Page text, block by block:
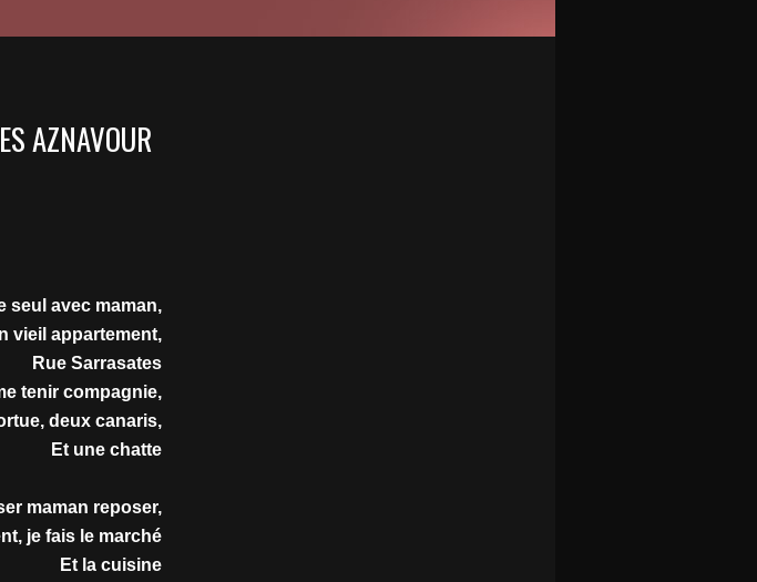
AZNAVOUR
seul avec maman,
vieil appartement,
Rue Sarrasates
tenir compagnie,
deux canaris,
Et une chatte
maman reposer,
je fais le marché
Et la cuisine